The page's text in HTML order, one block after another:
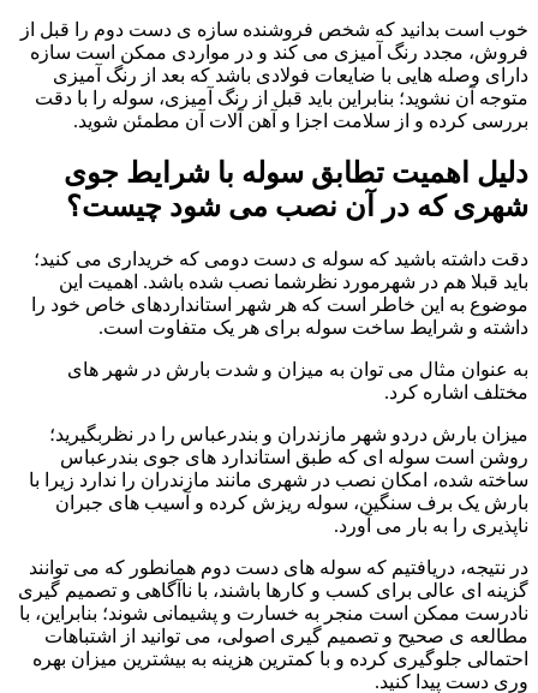
خوب است بدانید که شخص فروشنده سازه ی دست دوم را قبل از
فروش، مجدد رنگ آمیزی می کند و در مواردی ممکن است سازه
دارای وصله هایی با ضایعات فولادی باشد که بعد از رنگ آمیزی
متوجه آن نشوید؛ بنابراین باید قبل از رنگ آمیزی، سوله را با دقت
بررسی کرده و از سلامت اجزا و آهن آلات آن مطمئن شوید.
دلیل اهمیت تطابق سوله با شرایط جوی
شهری که در آن نصب می شود چیست؟
دقت داشته باشید که سوله ی دست دومی که خریداری می کنید؛
باید قبلا هم در شهرمورد نظرشما نصب شده باشد. اهمیت این
موضوع به این خاطر است که هر شهر استانداردهای خاص خود را
داشته و شرایط ساخت سوله برای هر یک متفاوت است.
به عنوان مثال می توان به میزان و شدت بارش در شهر های
مختلف اشاره کرد.
میزان بارش دردو شهر مازندران و بندرعباس را در نظربگیرید؛
روشن است سوله ای که طبق استاندارد های جوی بندرعباس
ساخته شده، امکان نصب در شهری مانند مازندران را ندارد زیرا با
بارش یک برف سنگین، سوله ریزش کرده و آسیب های جبران
ناپذیری را به بار می آورد.
در نتیجه، دریافتیم که سوله های دست دوم همانطور که می توانند
گزینه ای عالی برای کسب و کارها باشند، با ناآگاهی و تصمیم گیری
نادرست ممکن است منجر به خسارت و پشیمانی شوند؛ بنابراین، با
مطالعه ی صحیح و تصمیم گیری اصولی، می توانید از اشتباهات
احتمالی جلوگیری کرده و با کمترین هزینه به بیشترین میزان بهره
وری دست پیدا کنید.